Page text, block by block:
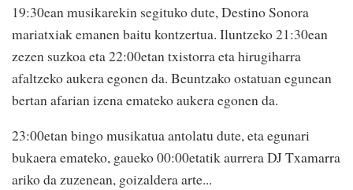
19:30ean musikarekin segituko dute, Destino Sonora
mariatxiak emanen baitu kontzertua. Iluntzeko 21:30ean
zezen suzkoa eta 22:00etan txistorra eta hirugiharra
afaltzeko aukera egonen da. Beuntzako ostatuan egunean
bertan afarian izena emateko aukera egonen da.
23:00etan bingo musikatua antolatu dute, eta egunari
bukaera emateko, gaueko 00:00etatik aurrera DJ Txamarra
ariko da zuzenean, goizaldera arte...